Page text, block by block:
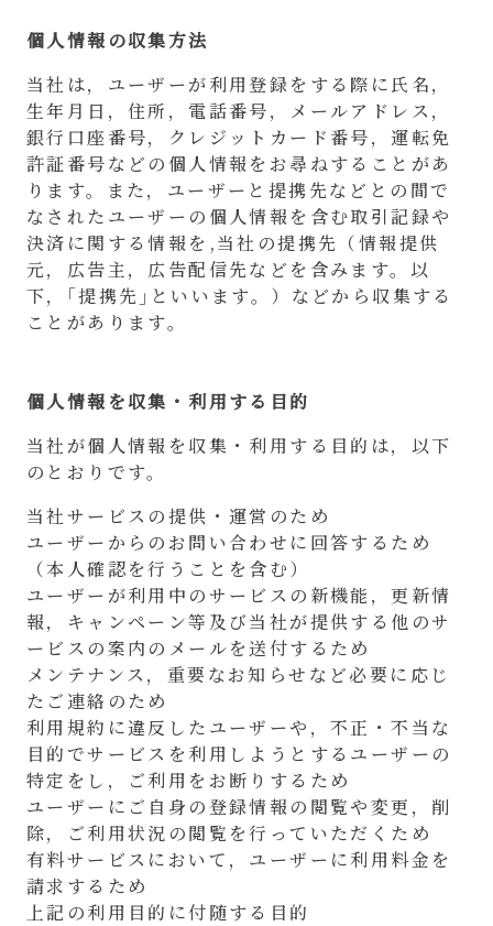
個人情報の収集方法
当社は，ユーザーが利用登録をする際に氏名，
生年月日，住所，電話番号，メールアドレス，
銀行口座番号，クレジットカード番号，運転免
許証番号などの個人情報をお尋ねすることがあ
ります。また，ユーザーと提携先などとの間で
なされたユーザーの個人情報を含む取引記録や
決済に関する情報を,当社の提携先（情報提供
元，広告主，広告配信先などを含みます。以
下，｢提携先｣といいます。）などから収集する
ことがあります。
個人情報を収集・利用する目的
当社が個人情報を収集・利用する目的は，以下
のとおりです。
当社サービスの提供・運営のため
ユーザーからのお問い合わせに回答するため
（本人確認を行うことを含む）
ユーザーが利用中のサービスの新機能，更新情
報，キャンペーン等及び当社が提供する他のサ
ービスの案内のメールを送付するため
メンテナンス，重要なお知らせなど必要に応じ
たご連絡のため
利用規約に違反したユーザーや，不正・不当な
目的でサービスを利用しようとするユーザーの
特定をし，ご利用をお断りするため
ユーザーにご自身の登録情報の閲覧や変更，削
除，ご利用状況の閲覧を行っていただくため
有料サービスにおいて，ユーザーに利用料金を
請求するため
上記の利用目的に付随する目的